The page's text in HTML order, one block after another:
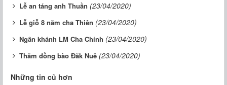
Lễ an táng anh Thuần (23/04/2020)
Lễ giỗ 8 năm cha Thiên (23/04/2020)
Ngân khánh LM Cha Chính (23/04/2020)
Thăm đồng bào Đăk Nuê (23/04/2020)
Những tin cũ hơn